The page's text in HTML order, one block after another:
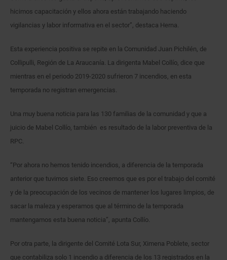
hicimos capacitación y ellos ahora están trabajando haciendo
vigilancias y labor informativa en el sector”, destaca Herna.
Esta experiencia positiva se repite en la Comunidad Juan Pichilén, de
Collipulli, Región de La Araucanía. La dirigenta Mabel Collío, dice que
mientras en el periodo 2019-2020 sufrieron 7 incendios, en esta
temporada no registran emergencias.
Una muy buena noticia para las 130 familias de la comunidad y que a
juicio de Mabel Collío, también es resultado de la labor preventiva de la
RPC.
“Por ahora no hemos tenido incendios, a diferencia de la temporada
anterior que tuvimos siete. Eso creemos que es por el trabajo del comité
y de la preocupación de los vecinos de mantener los lugares limpios, de
sacar la maleza y esperamos que al término de la temporada
mantengamos esta buena noticia”, apunta Collío.
Por otra parte, la dirigente del Comité Lota Sur, Ximena Poblete, sector
que contabiliza solo 1 incendio a diferencia de los 13 registrados en la